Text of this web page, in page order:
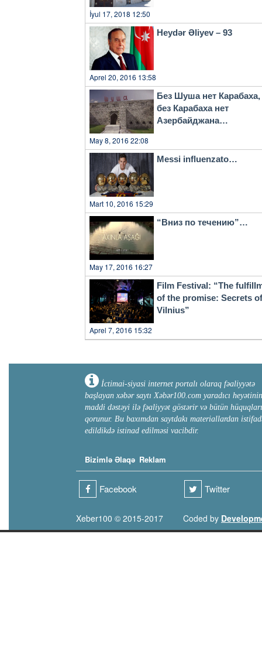
İyul 17, 2018 12:50
Heydər Əliyev – 93
Aprel 20, 2016 13:58
Без Шуша нет Карабаха,
без Карабаха нет
Азербайджана…
May 8, 2016 22:08
Messi influenzato…
Mart 10, 2016 15:29
“Вниз по течению”…
May 17, 2016 16:27
Film Festival: “The
of the promise: Secrets of
Vilnius”
Aprel 7, 2016 15:32
İctimai-siyasi internet portalı olaraq fəaliyyətə
başlayan xəbər saytı Xəbər100.com yaradıcı heyətinin
maddi dəstəyi ilə fəaliyyət göstərir və bütün hüquqları
qorunur. Bu baxımdan saytdakı materiallardan
edildikdə istinad edilməsi vacibdir.
Bizimlə Əlaqə Reklam
Facebook Twitter
Xeber100 © 2015-2017 Coded by